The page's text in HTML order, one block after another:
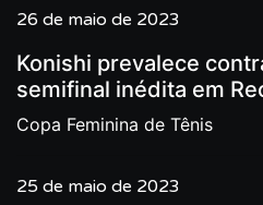
26 de maio de 2023
Konishi prevalece
semifinal inédita em
Copa Feminina de Tênis
25 de maio de 2023